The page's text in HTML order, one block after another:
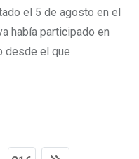
el 5 de agosto en el
había participado en
desde el que